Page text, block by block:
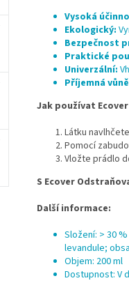
Vysoká
Ekologický:
Bezpečnost
Praktické
Univerzální:
Příjemná
Jak používat
Látku
Pomocí
Vložte prádlo
S Ecover
Další informace:
Složení: > 30
levandule;
Objem: 200 ml
Dostupnost: V